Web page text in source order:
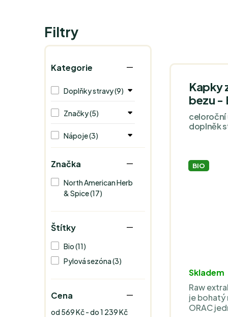
Filtry
Kategorie
Doplňky stravy (9)
Značky (5)
Nápoje (3)
Značka
North American Herb
& Spice (17)
Štítky
Bio (11)
Pylová sezóna (3)
Cena
od 569 Kč - do 1 239 Kč
Kapky
bezu -
celoroční
doplněk
BIO
Skladem
Raw
je bohatý
ORAC